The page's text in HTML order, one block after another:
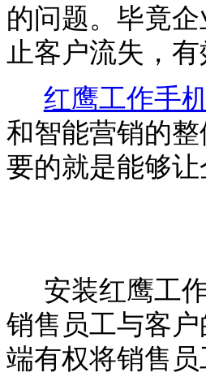
的问题。毕竟
止客户流失，
红鹰工作手
和智能营销的
要的就是能够
安装红鹰工
销售员工与客
端有权将销售